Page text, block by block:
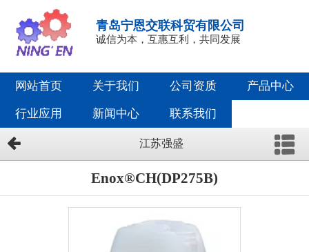
青岛宁恩交联科贸有限公司
诚信为本，互惠互利，共同发展
网站首页 关于我们 公司资质 产品中心
行业应用 新闻中心 联系我们
江苏强盛
Enox®CH(DP275B)